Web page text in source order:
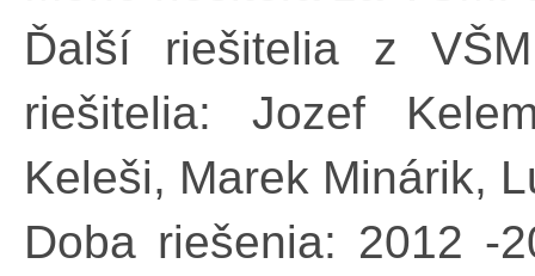
Ďalší riešitelia z
riešitelia: Jozef
Keleši, Marek Minárik,
Doba riešenia: 2012 -